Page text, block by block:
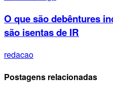
O que são debêntures
são isentas de IR
redacao
Postagens relacionadas